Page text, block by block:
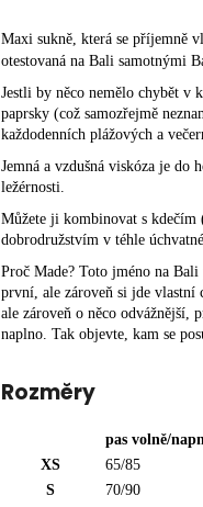
Maxi sukně, která se příjemně
otestovaná na Bali samotnými
Jestli by něco nemělo chybět v
paprsky (což samozřejmě
každodenních plážových a
Jemná a vzdušná viskóza je do
ležérnosti.
Můžete ji kombinovat s kdečím
dobrodružstvím v téhle
Proč Made? Toto jméno na
první, ale zároveň si jde vlastní
ale zároveň o něco odvážnější,
naplno. Tak objevte, kam se
Rozměry
pas volně/
XS
65/85
S
70/90